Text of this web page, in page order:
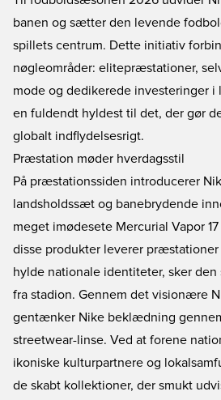
x Jacquemus. Redefiner din fodboldidentitet.
banen og sætter den levende
spillets centrum. Dette initiativ
nøgleområder: elitepræstationer,
mode og dedikerede investeringer i
en fuldendt hyldest til det, der gør
globalt indflydelsesrigt.
Præstation møder hverdagsstil
På præstationssiden introducerer
landsholdssæt og banebrydende
meget imødesete Mercurial Vapor 17
disse produkter leverer
hylde nationale identiteter, sker
fra stadion. Gennem det visionære
gentænker Nike beklædning
streetwear-linse. Ved at forene
ikoniske kulturpartnere og
de skabt kollektioner, der smukt